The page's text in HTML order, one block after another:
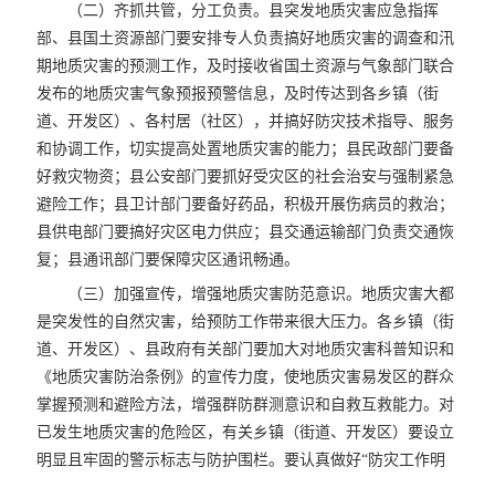
（二）齐抓共管，分工负责。县突发地质灾害应急指挥
部、县国土资源部门要安排专人负责搞好地质灾害的调查和汛
期地质灾害的预测工作，及时接收省国土资源与气象部门联合
发布的地质灾害气象预报预警信息，及时传达到各乡镇（街
道、开发区）、各村居（社区），并搞好防灾技术指导、服务
和协调工作，切实提高处置地质灾害的能力；县民政部门要备
好救灾物资；县公安部门要抓好受灾区的社会治安与强制紧急
避险工作；县卫计部门要备好药品，积极开展伤病员的救治；
县供电部门要搞好灾区电力供应；县交通运输部门负责交通恢
复；县通讯部门要保障灾区通讯畅通。
（三）加强宣传，增强地质灾害防范意识。地质灾害大都
是突发性的自然灾害，给预防工作带来很大压力。各乡镇（街
道、开发区）、县政府有关部门要加大对地质灾害科普知识和
《地质灾害防治条例》的宣传力度，使地质灾害易发区的群众
掌握预测和避险方法，增强群防群测意识和自救互救能力。对
已发生地质灾害的危险区，有关乡镇（街道、开发区）要设立
明显且牢固的警示标志与防护围栏。要认真做好“防灾工作明